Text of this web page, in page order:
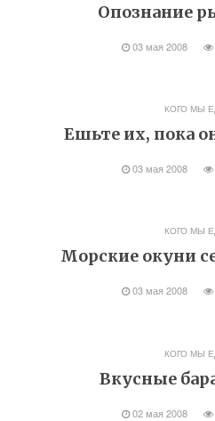
Опознание
03 мая 2008
КОГО МЫ
Ешьте их, пока
03 мая 2008
КОГО МЫ
Морские окуни
03 мая 2008
КОГО МЫ
Вкусные
02 мая 2008